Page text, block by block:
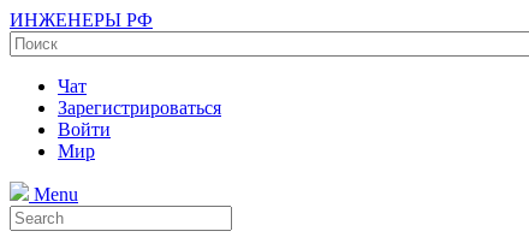
ИНЖЕНЕРЫ РФ
Чат
Зарегистрироваться
Войти
Мир
Menu